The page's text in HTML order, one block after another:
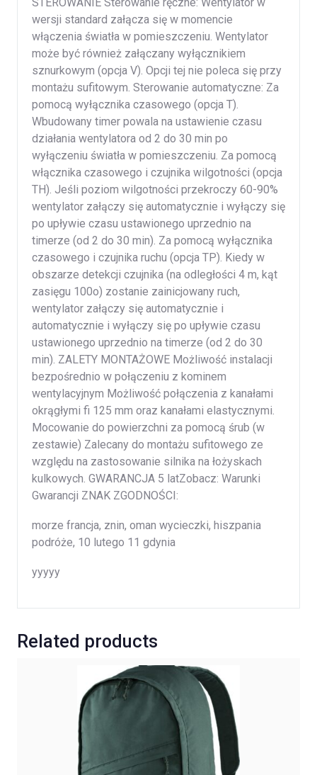
wersji standard załącza się w momencie
włączenia światła w pomieszczeniu. Wentylator
może być również załączany wyłącznikiem
sznurkowym (opcja V). Opcji tej nie poleca się przy
montażu sufitowym. Sterowanie automatyczne: Za
pomocą wyłącznika czasowego (opcja T).
Wbudowany timer powala na ustawienie czasu
działania wentylatora od 2 do 30 min po
wyłączeniu światła w pomieszczeniu. Za pomocą
włącznika czasowego i czujnika wilgotności (opcja
TH). Jeśli poziom wilgotności przekroczy 60-90%
wentylator załączy się automatycznie i wyłączy się
po upływie czasu ustawionego uprzednio na
timerze (od 2 do 30 min). Za pomocą wyłącznika
czasowego i czujnika ruchu (opcja TP). Kiedy w
obszarze detekcji czujnika (na odległości 4 m, kąt
zasięgu 100o) zostanie zainicjowany ruch,
wentylator załączy się automatycznie i
automatycznie i wyłączy się po upływie czasu
ustawionego uprzednio na timerze (od 2 do 30
min). ZALETY MONTAŻOWE Możliwość instalacji
bezpośrednio w połączeniu z kominem
wentylacyjnym Możliwość połączenia z kanałami
okrągłymi fi 125 mm oraz kanałami elastycznymi.
Mocowanie do powierzchni za pomocą śrub (w
zestawie) Zalecany do montażu sufitowego ze
względu na zastosowanie silnika na łożyskach
kulkowych. GWARANCJA 5 latZobacz: Warunki
Gwarancji ZNAK ZGODNOŚCI:
morze francja, znin, oman wycieczki, hiszpania
podróże, 10 lutego 11 gdynia
yyyyy
Related products